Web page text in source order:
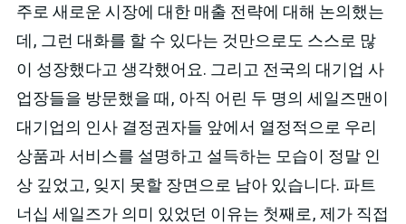
주로 새로운 시장에 대한 매출 전략에 대해 논의했는
데, 그런 대화를 할 수 있다는 것만으로도 스스로 많
이 성장했다고 생각했어요. 그리고 전국의 대기업 사
업장들을 방문했을 때, 아직 어린 두 명의 세일즈맨이
대기업의 인사 결정권자들 앞에서 열정적으로 우리
상품과 서비스를 설명하고 설득하는 모습이 정말 인
상 깊었고, 잊지 못할 장면으로 남아 있습니다. 파트
너십 세일즈가 의미 있었던 이유는 첫째로, 제가 직접